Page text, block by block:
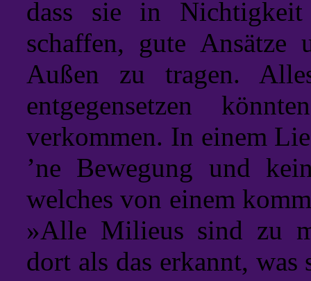
dass sie in
schaffen, gute Ansätze
Außen zu tragen.
entgegensetzen
verkommen. In einem
’ne Bewegung und
welches von einem
»Alle Milieus sind zu
dort als das erkannt,